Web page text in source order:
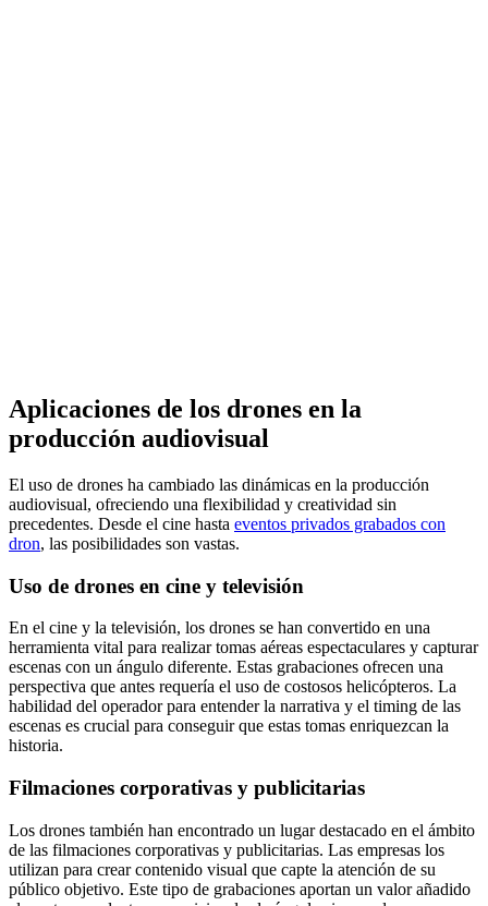
Aplicaciones de los drones en la
producción audiovisual
El uso de drones ha cambiado las dinámicas en la producción
audiovisual, ofreciendo una flexibilidad y creatividad sin
precedentes. Desde el cine hasta eventos privados grabados con
dron, las posibilidades son vastas.
Uso de drones en cine y televisión
En el cine y la televisión, los drones se han convertido en una
herramienta vital para realizar tomas aéreas espectaculares y capturar
escenas con un ángulo diferente. Estas grabaciones ofrecen una
perspectiva que antes requería el uso de costosos helicópteros. La
habilidad del operador para entender la narrativa y el timing de las
escenas es crucial para conseguir que estas tomas enriquezcan la
historia.
Filmaciones corporativas y publicitarias
Los drones también han encontrado un lugar destacado en el ámbito
de las filmaciones corporativas y publicitarias. Las empresas los
utilizan para crear contenido visual que capte la atención de su
público objetivo. Este tipo de grabaciones aportan un valor añadido